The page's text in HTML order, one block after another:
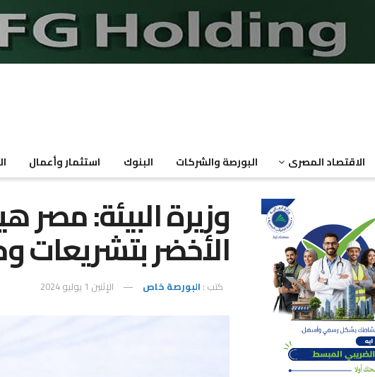
الاقتصاد المصرى البورصة والشركات البنوك استثمار وأعمال
وزيرة البيئة: مصر
الأخضر بتشريعات
كتب : البورصة خاص الإثنين 1 يوليو 2024